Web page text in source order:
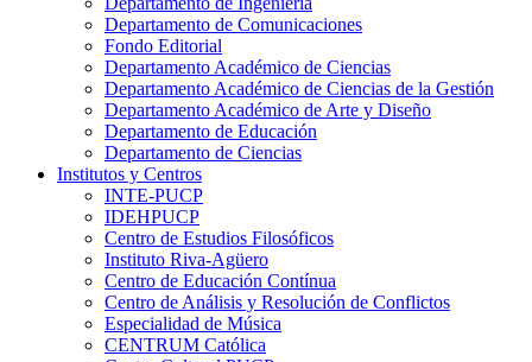
Departamento de Comunicaciones
Fondo Editorial
Departamento Académico de Ciencias
Departamento Académico de Ciencias de la Gestión
Departamento Académico de Arte y Diseño
Departamento de Educación
Departamento de Ciencias
Institutos y Centros
INTE-PUCP
IDEHPUCP
Centro de Estudios Filosóficos
Instituto Riva-Agüero
Centro de Educación Contínua
Centro de Análisis y Resolución de Conflictos
Especialidad de Música
CENTRUM Católica